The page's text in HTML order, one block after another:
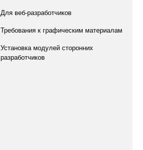
Для веб-разработчиков
Требования к графическим материалам
Установка модулей сторонних
разработчиков